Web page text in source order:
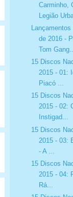
Carminho,
Legião
de 2016 -
Tom Gang...
15 Discos
2015 - 01:
Piacó ...
15 Discos
2015 - 02:
Instigad...
15 Discos
2015 - 03:
- A ...
15 Discos
2015 - 04:
Rá...